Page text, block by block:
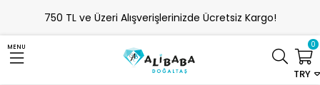
750 TL ve Üzeri Alışverişlerinizde Ücretsiz Kargo!
MENU
TRY
0